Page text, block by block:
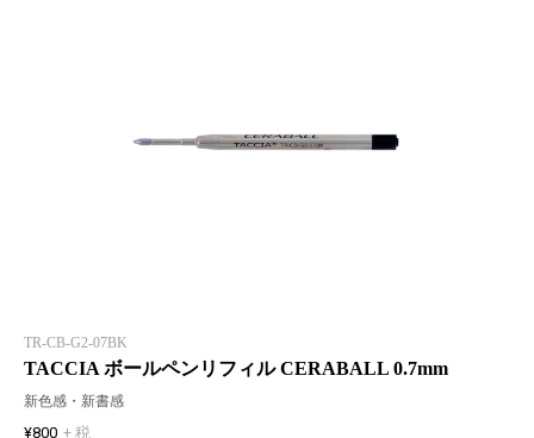
TR-CB-G2-07BK
TACCIA ボールペンリフィル CERABALL 0.7mm
新色感・新書感
¥800 + 税